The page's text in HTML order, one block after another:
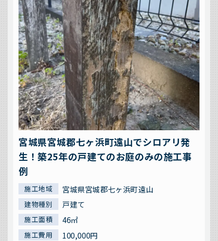
宮城県宮城郡七ヶ浜町遠山でシロアリ発
生！築25年の戸建てのお庭のみの施工事
例
施工地域 宮城県宮城郡七ヶ浜町遠山
建物種別 戸建て
施工面積 46㎡
施工費用 100,000円